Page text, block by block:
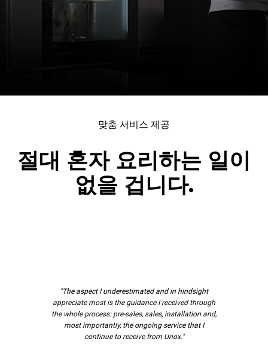
맞춤 서비스 제공
절대 혼자 요리하는 일이
없을 겁니다.
"The aspect I underestimated and in hindsight
appreciate most is the guidance I received through
the whole process: pre-sales, sales, installation and,
most importantly, the ongoing service that I
continue to receive from Unox."